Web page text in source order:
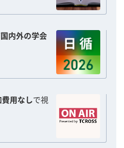
国内外の学会
費用なしで視